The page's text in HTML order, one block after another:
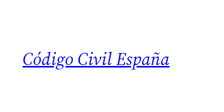
Código Civil España